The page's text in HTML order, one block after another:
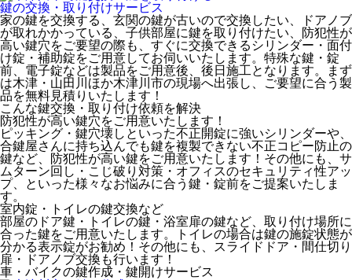
鍵の交換・取り付けサービス
家の鍵を交換する、玄関の鍵が古いので交換したい、ドアノブ
が取れかかっている、子供部屋に鍵を取り付けたい、防犯性が
高い鍵穴をご要望の際も、すぐに交換できるシリンダー・面付
け錠・補助錠をご用意してお伺いいたします。特殊な鍵・錠
前、電子錠などは製品をご用意後、後日施工となります。まず
は木津・山田川ほか木津川市の現場へ出張し、ご要望に合う製
品を無料見積りいたします！
こんな鍵交換・取り付け依頼を解決
防犯性が高い鍵穴をご用意いたします！
ピッキング・鍵穴壊しといった不正開錠に強いシリンダーや、
合鍵屋さんに持ち込んでも鍵を複製できない不正コピー防止の
鍵など、防犯性が高い鍵をご用意いたします！その他にも、サ
ムターン回し・こじ破り対策・オフィスのセキュリティ性アッ
プ、といった様々なお悩みに合う鍵・錠前をご提案いたしま
す。
室内錠・トイレの鍵交換など
部屋のドア鍵・トイレの鍵・浴室扉の鍵など、取り付け場所に
合った鍵をご用意いたします。トイレの場合は鍵の施錠状態が
分かる表示錠がお勧め！その他にも、スライドドア・間仕切り
扉・ドアノブ交換も行います！
車・バイクの鍵作成・鍵開けサービス